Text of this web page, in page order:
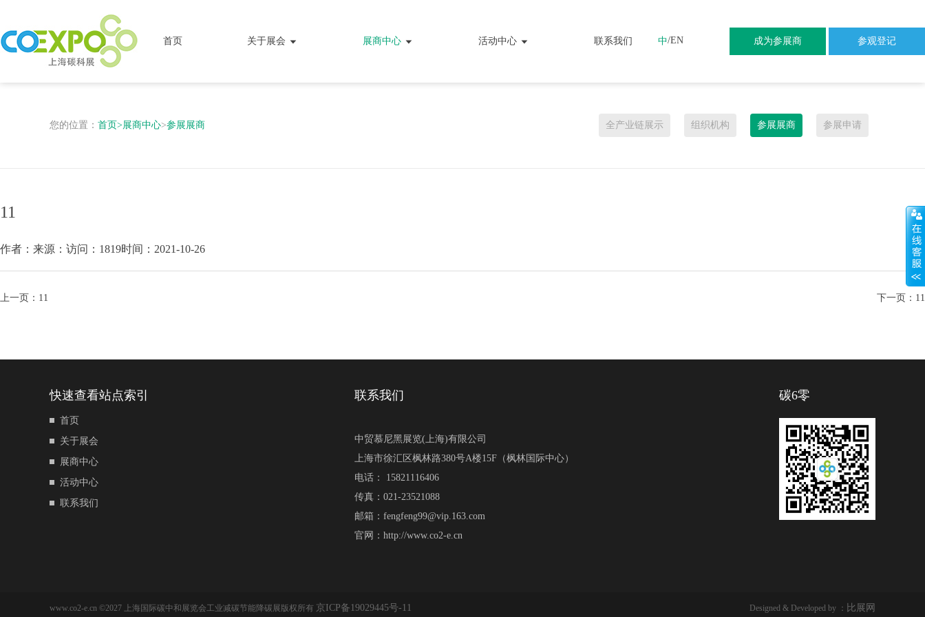
首页 关于展会 展商中心 活动中心 联系我们 中/EN 成为参展商 参观登记
您的位置： 首页>展商中心>参展展商 全产业链展示 组织机构 参展展商 参展申请
11
作者： 来源： 访问：1819时间：2021-10-26
上一页： 11 下一页： 11
快速查看站点索引
首页
关于展会
展商中心
活动中心
联系我们
联系我们
中贸慕尼黑展览(上海)有限公司
上海市徐汇区枫林路380号A楼15F（枫林国际中心）
电话： 15821116406
传真：021-23521088
邮箱：fengfeng99@vip.163.com
官网：http://www.co2-e.cn
碳6零
www.co2-e.cn ©2027 上海国际碳中和展览会工业减碳节能降碳展版权所有 京ICP备19029445号-11 Designed & Developed by ： 比展网